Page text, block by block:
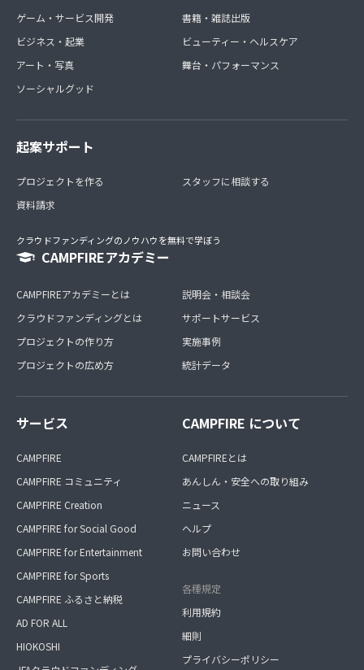
ゲーム・サービス開発
ビジネス・起業
アート・写真
ソーシャルグッド
書籍・雑誌出版
ビューティー・ヘルスケア
舞台・パフォーマンス
起案サポート
プロジェクトを作る
資料請求
スタッフに相談する
クラウドファンディングのノウハウを無料で学ぼう
CAMPFIREアカデミー
CAMPFIREアカデミーとは
クラウドファンディングとは
プロジェクトの作り方
プロジェクトの広め方
説明会・相談会
サポートサービス
実施事例
統計データ
サービス
CAMPFIRE
CAMPFIRE コミュニティ
CAMPFIRE Creation
CAMPFIRE for Social Good
CAMPFIRE for Entertainment
CAMPFIRE for Sports
CAMPFIRE ふるさと納税
AD FOR ALL
HIOKOSHI
CAMPFIRE について
CAMPFIREとは
あんしん・安全への取り組み
ニュース
ヘルプ
お問い合わせ
各種規定
利用規約
細則
プライバシーポリシー